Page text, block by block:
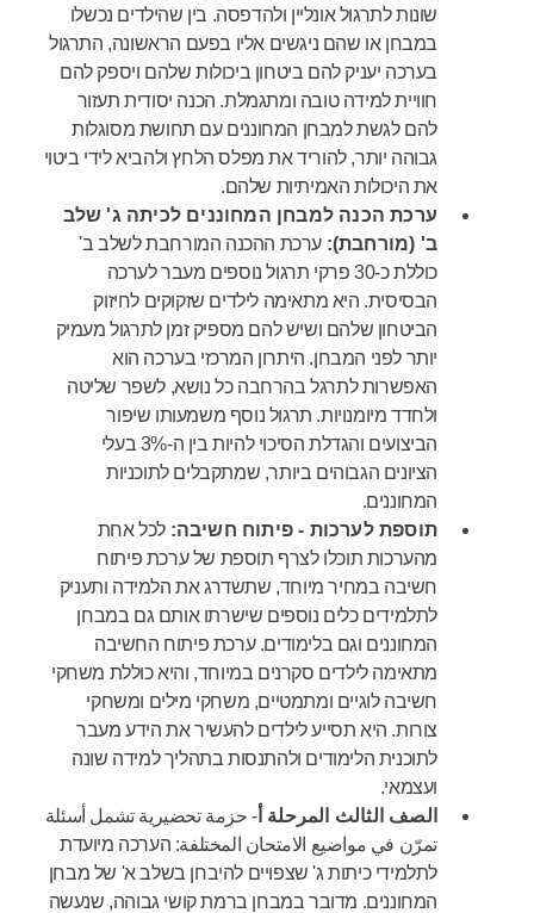
שונות לתרגול אונליין ולהדפסה. בין שהילדים נכשלו
במבחן או שהם ניגשים אליו בפעם הראשונה, התרגול
בערכה יעניק להם ביטחון ביכולות שלהם ויספק להם
חוויית למידה טובה ומתגמלת. הכנה יסודית תעזור
להם לגשת למבחן המחוננים עם תחושת מסוגלות
גבוהה יותר, להוריד את מפלס הלחץ ולהביא לידי ביטוי
את היכולות האמיתיות שלהם.
ערכת הכנה למבחן המחוננים לכיתה ג' שלב
ב' (מורחבת): ערכת ההכנה המורחבת לשלב ב'
כוללת כ-30 פרקי תרגול נוספים מעבר לערכה
הבסיסית. היא מתאימה לילדים שזקוקים לחיזוק
הביטחון שלהם ושיש להם מספיק זמן לתרגול מעמיק
יותר לפני המבחן. היתרון המרכזי בערכה הוא
האפשרות לתרגל בהרחבה כל נושא, לשפר שליטה
ולחדד מיומנויות. תרגול נוסף משמעותו שיפור
הביצועים והגדלת הסיכוי להיות בין ה-3% בעלי
הציונים הגבוהים ביותר, שמתקבלים לתוכניות
המחוננים.
תוספת לערכות - פיתוח חשיבה: לכל אחת
מהערכות תוכלו לצרף תוספת של ערכת פיתוח
חשיבה במחיר מיוחד, שתשדרג את הלמידה ותעניק
לתלמידים כלים נוספים שישרתו אותם גם במבחן
המחוננים וגם בלימודים. ערכת פיתוח החשיבה
מתאימה לילדים סקרנים במיוחד, והיא כוללת משחקי
חשיבה לוגיים ומתמטיים, משחקי מילים ומשחקי
צורות. היא תסייע לילדים להעשיר את הידע מעבר
לתוכנית הלימודים ולהתנסות בתהליך למידה שונה
ועצמאי.
الصف الثالث المرحلة أ- حزمة تحضيرية تشمل أسئلة
تمرّن في مواضيع الامتحان المختلفة: הערכה מיועדת
לתלמידי כיתות ג' שצפויים להיבחן בשלב א' של מבחן
המחוננים. מדובר במבחן ברמת קושי גבוהה, שנעשה